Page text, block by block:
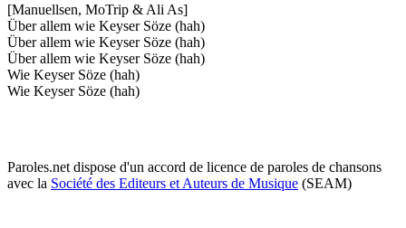
[Manuellsen, MoTrip & Ali As]
Über allem wie Keyser Söze (hah)
Über allem wie Keyser Söze (hah)
Über allem wie Keyser Söze (hah)
Wie Keyser Söze (hah)
Wie Keyser Söze (hah)
Paroles.net dispose d'un accord de licence de paroles de chansons
avec la Société des Editeurs et Auteurs de Musique (SEAM)